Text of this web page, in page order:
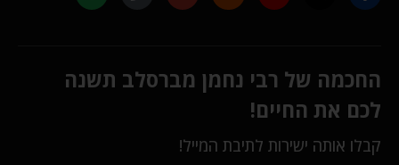
החכמה של רבי נחמן מברסלב תשנה
לכם את החיים!
קבלו אותה ישירות לתיבת המייל!